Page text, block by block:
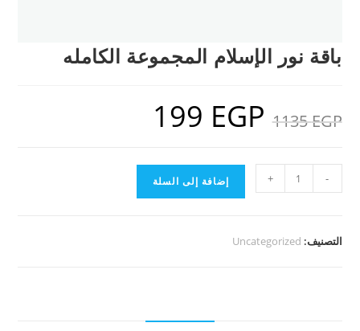
باقة نور الإسلام المجموعة الكامله
1135EGP
السعر
الأصلي
هو: 199 EGP
باقة
الإسلام
-
+ إضافة إلى السلة
التصنيف: Uncategorized